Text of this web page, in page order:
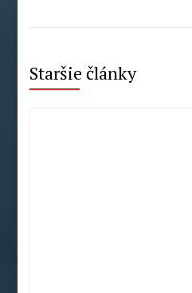
Staršie články